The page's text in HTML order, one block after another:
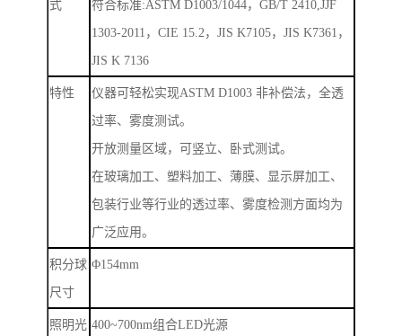
式 符合标准:ASTM D1003/1044，GB/T 2410,JJF
1303-2011 ，CIE 15.2 ，JIS K7105，JIS K7361 ，
JIS K 7136
特性 仪器可轻松实现ASTM D1003非补偿法，全透
过率、雾度测试。
开放测量区域，可竖立、卧式测试。
在玻璃加工、塑料加工、薄膜、显示屏加工、
包装行业等行业的透过率、雾度检测方面均为
广泛应用。
积分球
尺寸
Φ154mm
照明光 400~700nm组合LED光源